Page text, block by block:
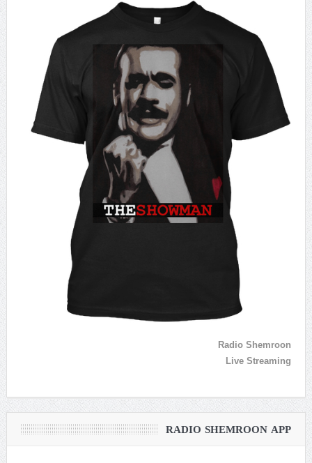
Radio Shemroon
Live Streaming
RADIO SHEMROON APP